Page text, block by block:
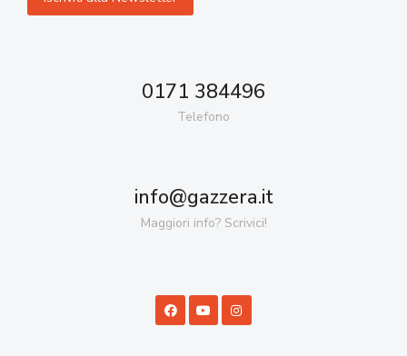
0171 384496
Telefono
info@gazzera.it
Maggiori info? Scrivici!